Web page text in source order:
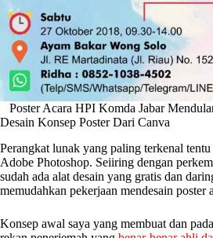
Poster Acara HPI Komda Jabar
Desain Konsep Poster Dari Canva
Perangkat lunak yang paling terkenal
Adobe Photoshop. Seiiring dengan
sudah ada alat desain yang gratis dan
memudahkan pekerjaan mendesain poster
Konsep awal saya yang membuat dan